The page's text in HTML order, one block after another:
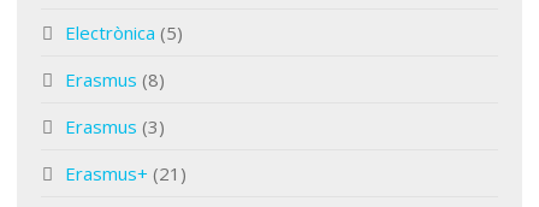
Electrònica (5)
Erasmus (8)
Erasmus (3)
Erasmus+ (21)